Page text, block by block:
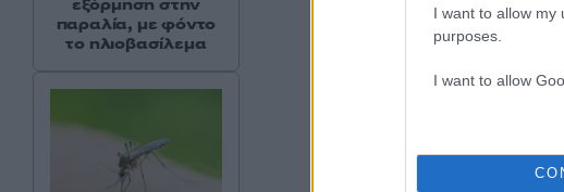
I want to allow my
purposes.
I want to allow
εξόρμηση στην
παραλία, με φόντο
το ηλιοβασίλεμα